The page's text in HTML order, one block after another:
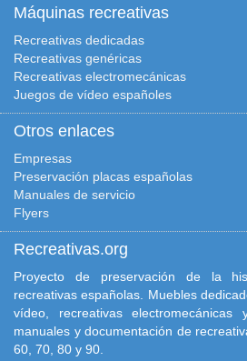
Máquinas recreativas
Recreativas dedicadas
Recreativas genéricas
Recreativas electromecánicas
Juegos de vídeo españoles
Otros enlaces
Empresas
Preservación placas españolas
Manuales de servicio
Flyers
Recreativas.org
Proyecto de preservación de la
recreativas españolas. Muebles
vídeo, recreativas electromecánicas
manuales y documentación de
60, 70, 80 y 90.